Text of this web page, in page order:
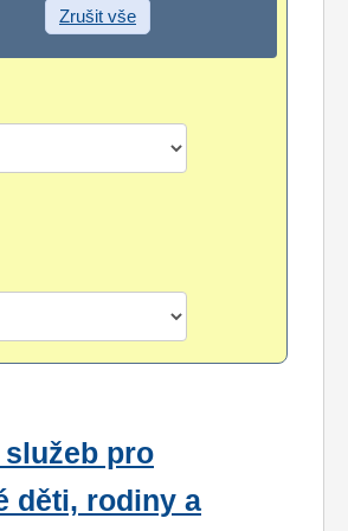
Zrušit vše
pro
děti, rodiny a